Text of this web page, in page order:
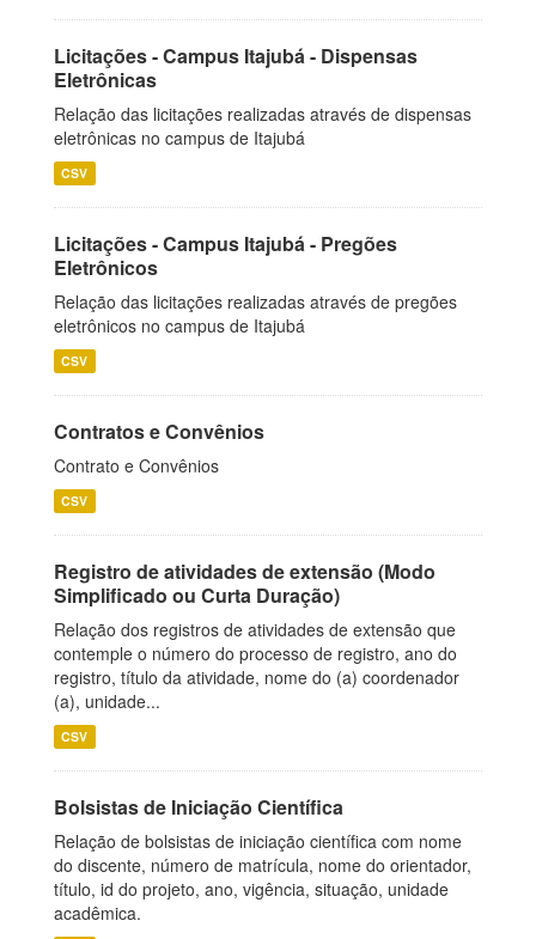
Licitações - Campus Itajubá - Dispensas
Eletrônicas
Relação das licitações realizadas através de dispensas
eletrônicas no campus de Itajubá
CSV
Licitações - Campus Itajubá - Pregões
Eletrônicos
Relação das licitações realizadas através de pregões
eletrônicos no campus de Itajubá
CSV
Contratos e Convênios
Contrato e Convênios
CSV
Registro de atividades de extensão (Modo
Simplificado ou Curta Duração)
Relação dos registros de atividades de extensão que
contemple o número do processo de registro, ano do
registro, título da atividade, nome do (a) coordenador
(a), unidade...
CSV
Bolsistas de Iniciação Científica
Relação de bolsistas de iniciação científica com nome
do discente, número de matrícula, nome do orientador,
título, id do projeto, ano, vigência, situação, unidade
acadêmica.